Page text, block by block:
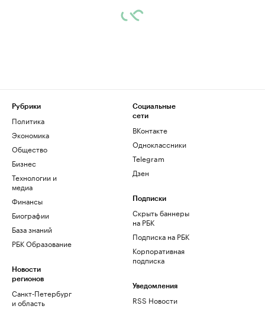
Рубрики
Политика
Экономика
Общество
Бизнес
Технологии и
медиа
Финансы
Биографии
База знаний
РБК Образование
Новости
регионов
Санкт-Петербург
и область
Социальные
сети
ВКонтакте
Одноклассники
Telegram
Дзен
Подписки
Скрыть баннеры
на РБК
Подписка на РБК
Корпоративная
подписка
Уведомления
RSS Новости